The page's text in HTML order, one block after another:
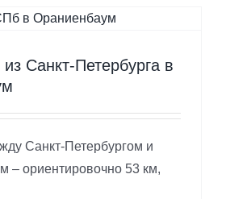
Санкт-Петербурга в
Санкт-Петербургом и
– ориентировочно 53 км,